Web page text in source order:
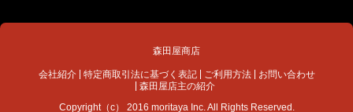
森田屋商店
会社紹介 特定商取引法に基づく表記 ご利用方法
お問い合わせ
森田屋店主の紹介
Copyright（c） 2016 moritaya Inc. All Rights Reserved.